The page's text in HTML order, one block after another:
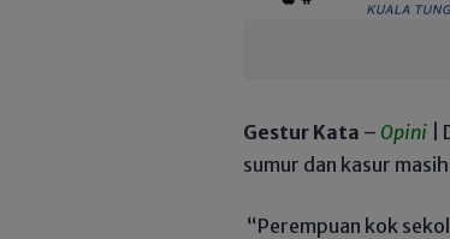
Gestur Kata – Opini |
sumur dan kasur
“Perempuan kok